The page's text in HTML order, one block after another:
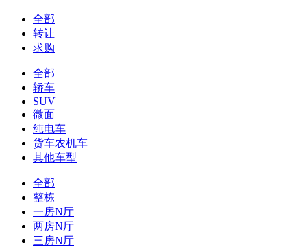
全部
转让
求购
全部
轿车
SUV
微面
纯电车
货车农机车
其他车型
全部
整栋
一房N厅
两房N厅
三房N厅